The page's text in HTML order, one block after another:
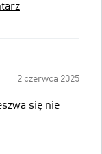
2 czerwca 2025
się nie